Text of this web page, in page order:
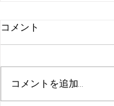
コメント
コメントを追加…